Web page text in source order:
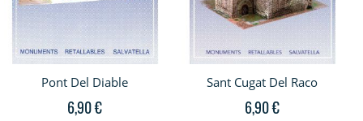
Pont Del Diable
6,90 €
Sant Cugat Del Raco
6,90 €